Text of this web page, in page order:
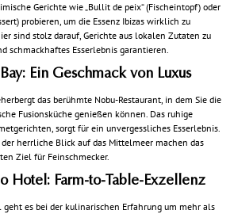
Gerichte wie „Bullit de peix“ (Fischeintopf) oder
probieren, um die Essenz Ibizas wirklich zu
sind stolz darauf, Gerichte aus lokalen Zutaten zu
schmackhaftes Esserlebnis garantieren.
Ein Geschmack von Luxus
das berühmte Nobu-Restaurant, in dem Sie die
Fusionsküche genießen können. Das ruhige
sorgt für ein unvergessliches Esserlebnis.
herrliche Blick auf das Mittelmeer machen das
Ziel für Feinschmecker.
Hotel: Farm-to-Table-Exzellenz
geht es bei der kulinarischen Erfahrung um mehr als